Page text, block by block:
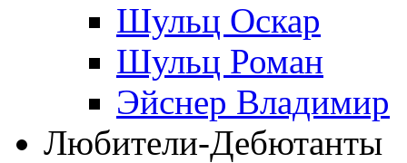
Шульц Оскар
Шульц Роман
Эйснер Владимир
Любители-Дебютанты